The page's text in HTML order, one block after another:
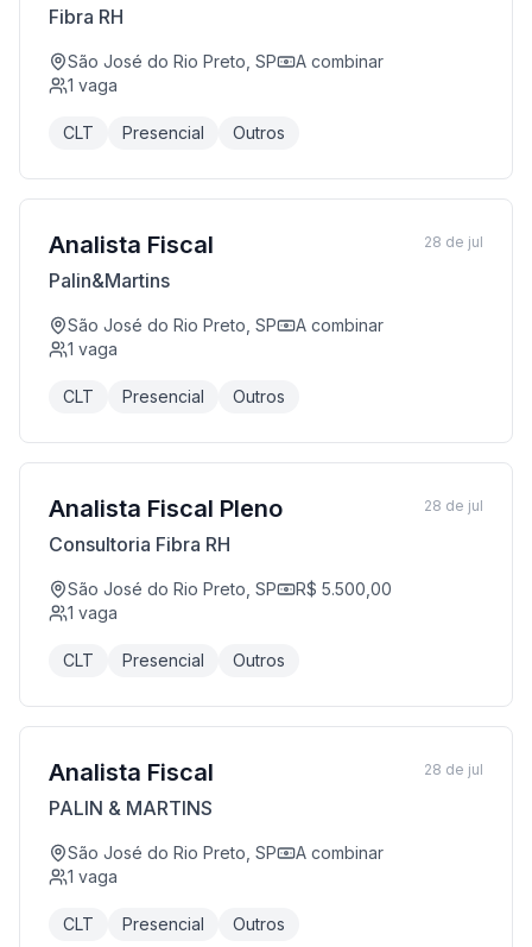
Fibra RH
São José do Rio Preto, SP
A combinar
1 vaga
CLT Presencial Outros
Analista Fiscal
Palin&Martins
São José do Rio Preto, SP
A combinar
1 vaga
CLT Presencial Outros
28 de jul
Analista Fiscal Pleno
Consultoria Fibra RH
São José do Rio Preto, SP
R$ 5.500,00
1 vaga
CLT Presencial Outros
28 de jul
Analista Fiscal
PALIN & MARTINS
São José do Rio Preto, SP
A combinar
1 vaga
CLT Presencial Outros
28 de jul